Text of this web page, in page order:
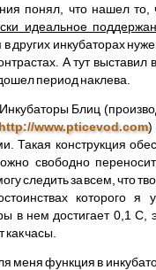
понял, что нашел
идеальное
инкубаторах
А тут
период наклева.
Блиц
http://www.pticevod.com)
Такая конструкция
свободно
следить за всем, что
которого я
в нем достигает 0,1 С,
часы.
меня функция в